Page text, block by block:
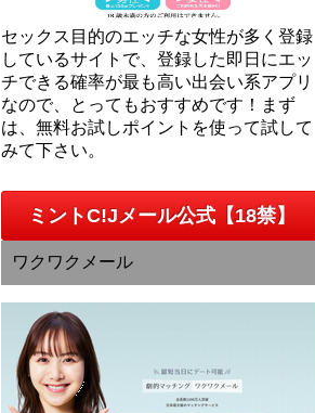
セックス目的のエッチな女性が多く登録
しているサイトで、登録した即日にエッ
チできる確率が最も高い出会い系アプリ
なので、とってもおすすめです！まず
は、無料お試しポイントを使って試して
みて下さい。
ミントC!Jメール公式【18禁】
ワクワクメール